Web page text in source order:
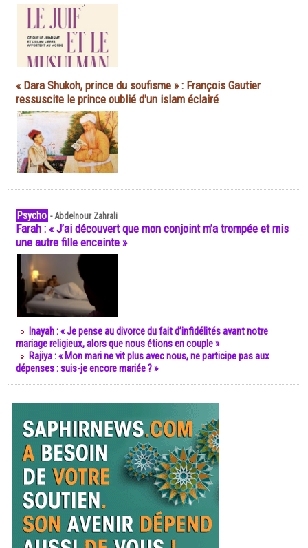
« Dara Shukoh, prince du soufisme » : François Gautier
ressuscite le prince oublié d'un islam éclairé
Psycho -Abdelnour Zahrali
Farah : « J’ai découvert que mon conjoint m’a trompée et mis
une autre fille enceinte »
Inayah : « Je pense au divorce du fait d’infidélités avant notre
mariage religieux, alors que nous étions en couple »
Rajiya : « Mon mari ne vit plus avec nous, ne participe pas aux
dépenses : suis-je encore mariée ? »